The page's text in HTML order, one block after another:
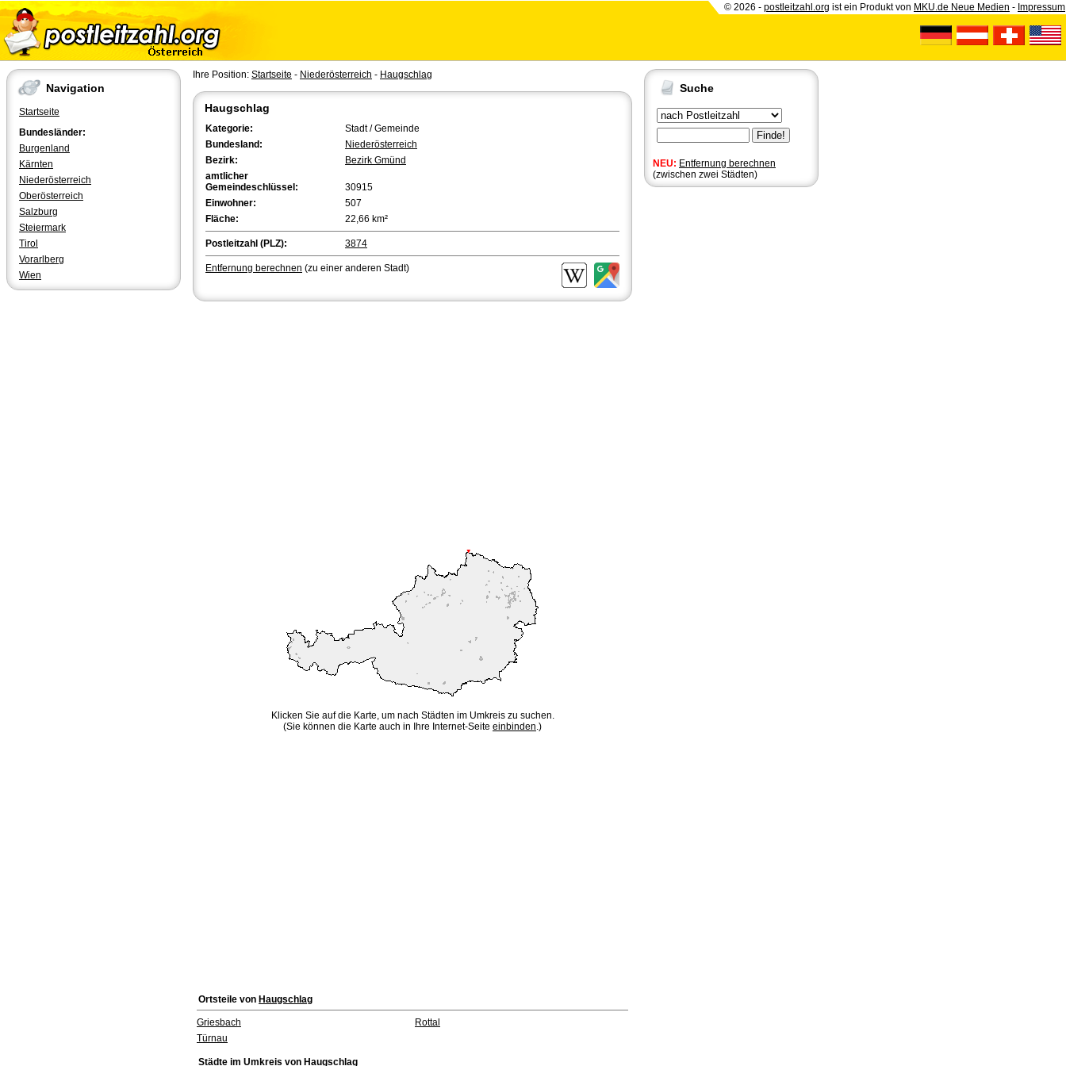
© 2026 - postleitzahl.org ist ein Produkt von MKU.de Neue Medien - Impressum
Navigation
Startseite
Bundesländer:
Burgenland
Kärnten
Niederösterreich
Oberösterreich
Salzburg
Steiermark
Tirol
Vorarlberg
Wien
Suche
NEU: Entfernung berechnen
(zwischen zwei Städten)
Ihre Position: Startseite - Niederösterreich - Haugschlag
Haugschlag
Kategorie:
Stadt / Gemeinde
Bundesland:
Niederösterreich
Bezirk:
Bezirk Gmünd
amtlicher
Gemeindeschlüssel:
30915
Einwohner:
507
Fläche:
22,66 km²
Postleitzahl (PLZ): 3874
Entfernung berechnen (zu einer anderen Stadt)
Klicken Sie auf die Karte, um nach Städten im Umkreis zu suchen.
(Sie können die Karte auch in Ihre Internet-Seite einbinden.)
Ortsteile von Haugschlag
Griesbach
Rottal
Türnau
Städte im Umkreis von Haugschlag